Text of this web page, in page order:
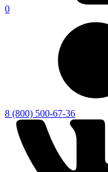
0
8 (800) 500-67-36